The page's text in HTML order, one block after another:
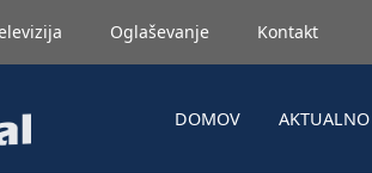
Oglaševanje Kontakt
DOMOV AKTUALNO